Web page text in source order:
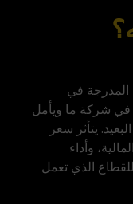
في
في شركة ما ويأمل
يتأثر سعر
وأداء
للقطاع الذي تعمل